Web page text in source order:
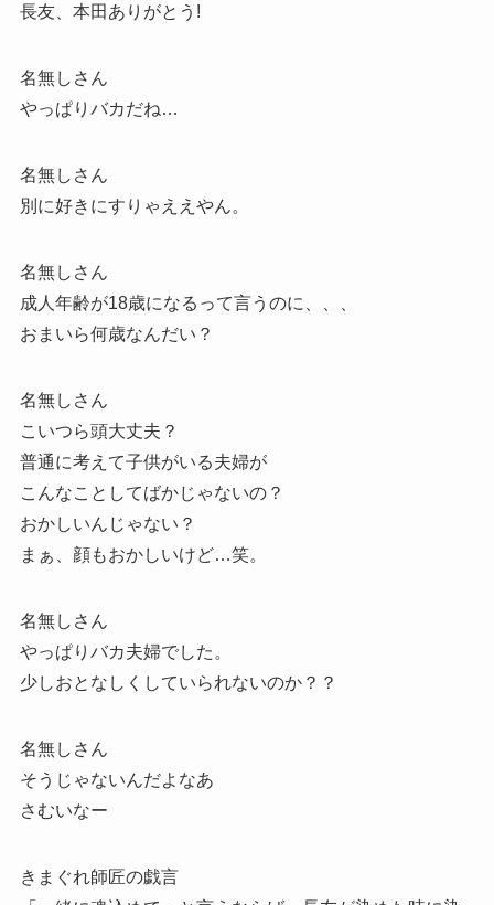
長友、本田ありがとう!
名無しさん
やっぱりバカだね…
名無しさん
別に好きにすりゃええやん。
名無しさん
成人年齢が18歳になるって言うのに、、、
おまいら何歳なんだい？
名無しさん
こいつら頭大丈夫？
普通に考えて子供がいる夫婦が
こんなことしてばかじゃないの？
おかしいんじゃない？
まぁ、顔もおかしいけど…笑。
名無しさん
やっぱりバカ夫婦でした。
少しおとなしくしていられないのか？？
名無しさん
そうじゃないんだよなあ
さむいなー
きまぐれ師匠の戯言